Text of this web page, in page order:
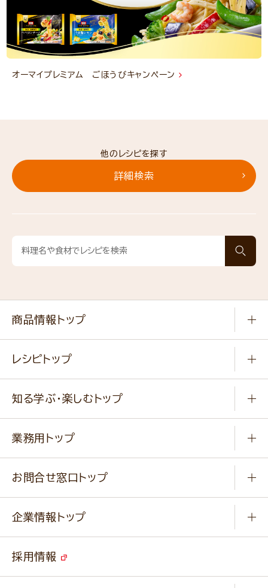
オーマイプレミアム ごほうびキャンペーン
他のレシピを探す
詳細検索
商品情報トップ
健康食品・他
新商品・リニューアル商品
通販サイト一覧
レシピトップ
作り方動画
みなさまのレシピはこちら
知る学ぶ・楽しむトップ
ふっくらパンをつくりましょう
キャンペーン
業務用トップ
ニップンの アマニ 業務用サイト
ベジカフェブランドサイト
お問合せ窓口トップ
改善事例
企業情報トップ
採用情報